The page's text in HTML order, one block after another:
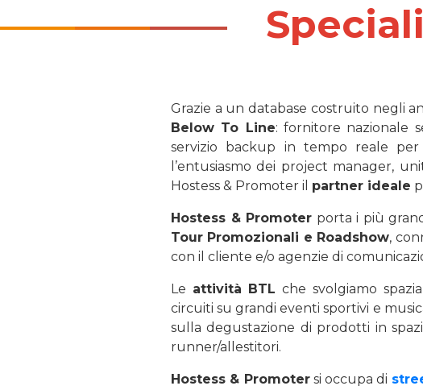
Grazie a un database costruito negli
Below To Line: fornitore nazionale
servizio backup in tempo reale per
l’entusiasmo dei project manager,
Hostess & Promoter il partner ideale
Hostess & Promoter porta i più
Tour Promozionali e Roadshow,
con il cliente e/o agenzie di
Le attività BTL che svolgiamo
circuiti su grandi eventi sportivi e
sulla degustazione di prodotti in
runner/allestitori.
Hostess & Promotersi occupa di